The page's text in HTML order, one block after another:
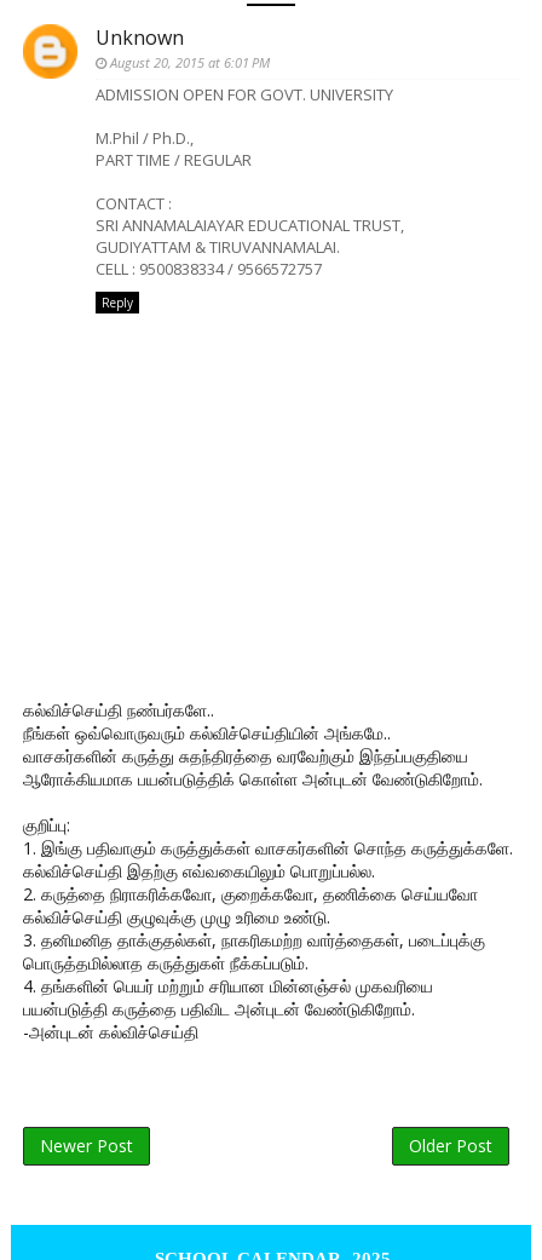
Unknown
August 20, 2015 at 6:01 PM
ADMISSION OPEN FOR GOVT. UNIVERSITY
M.Phil / Ph.D.,
PART TIME / REGULAR
CONTACT :
SRI ANNAMALAIAYAR EDUCATIONAL TRUST,
GUDIYATTAM & TIRUVANNAMALAI.
CELL : 9500838334 / 9566572757
Reply
கல்விச்செய்தி நண்பர்களே..
நீங்கள் ஒவ்வொருவரும் கல்விச்செய்தியின் அங்கமே..
வாசகர்களின் கருத்து சுதந்திரத்தை வரவேற்கும் இந்தப்பகுதியை
ஆரோக்கியமாக பயன்படுத்திக் கொள்ள அன்புடன் வேண்டுகிறோம்.
குறிப்பு:
1. இங்கு பதிவாகும் கருத்துக்கள் வாசகர்களின் சொந்த கருத்துக்களே.
கல்விச்செய்தி இதற்கு எவ்வகையிலும் பொறுப்பல்ல.
2. கருத்தை நிராகரிக்கவோ, குறைக்கவோ, தணிக்கை செய்யவோ
கல்விச்செய்தி குழுவுக்கு முழு உரிமை உண்டு.
3. தனிமனித தாக்குதல்கள், நாகரிகமற்ற வார்த்தைகள், படைப்புக்கு
பொருத்தமில்லாத கருத்துகள் நீக்கப்படும்.
4. தங்களின் பெயர் மற்றும் சரியான மின்னஞ்சல் முகவரியை
பயன்படுத்தி கருத்தை பதிவிட அன்புடன் வேண்டுகிறோம்.
-அன்புடன் கல்விச்செய்தி
Newer Post Older Post